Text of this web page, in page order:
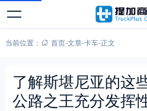
当前位置： 首页-文章-卡车-正文
了解斯堪尼亚的这
公路之王充分发挥